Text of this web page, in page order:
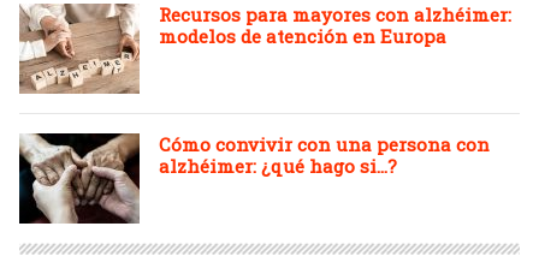
Recursos para mayores con alzhéimer:
modelos de atención en Europa
Cómo convivir con una persona con
alzhéimer: ¿qué hago si…?